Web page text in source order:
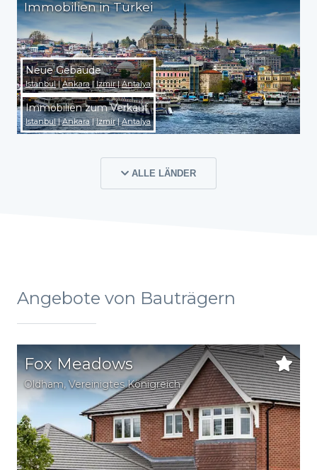
Immobilien in Türkei
Neue Gebäude
Istanbul|Ankara|Izmir|Antalya
Immobilien zum Verkauf
Istanbul|Ankara|Izmir|Antalya
ALLE LÄNDER
Angebote von Bauträgern
Fox Meadows
Oldham,Vereinigtes Königreich